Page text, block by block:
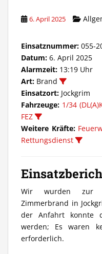
6. April 2025
Einsatznummer: 055-
Datum: 6. April 2025
Alarmzeit: 13:19 Uhr
Art: Brand
Einsatzort: Jockgrim
Fahrzeuge: 1/34
FEZ
Weitere Kräfte:
Rettungsdienst
Wir wurden zur
Zimmerbrand in
der Anfahrt konnte
werden; Es waren
erforderlich.